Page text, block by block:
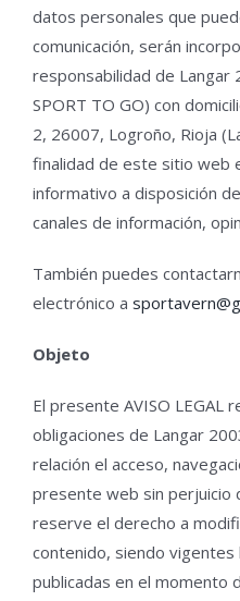
datos personales que
comunicación, serán
responsabilidad de Langar
SPORT TO GO) con
2, 26007, Logroño, Rioja
finalidad de este sitio web
informativo a disposición
canales de información,
También puedes
electrónico a
Objeto
El presente AVISO LEGAL
obligaciones de Langar
relación el acceso,
presente web sin perjuicio
reserve el derecho a
contenido, siendo vigentes
publicadas en el momento